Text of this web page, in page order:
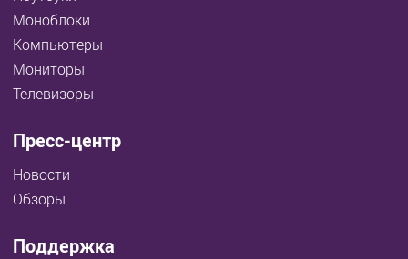
Моноблоки
Компьютеры
Мониторы
Телевизоры
Пресс-центр
Новости
Обзоры
Поддержка